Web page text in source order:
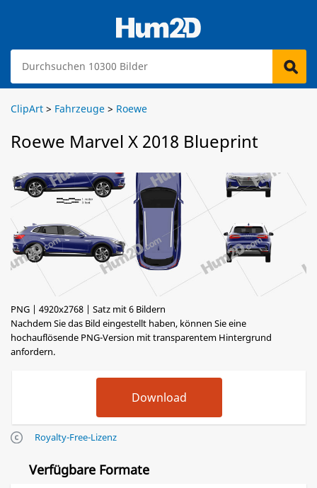
ClipArt > Fahrzeuge > Roewe
Roewe Marvel X 2018 Blueprint
PNG | 4920x2768 | Satz mit 6 Bildern
Nachdem Sie das Bild eingestellt haben, können Sie eine
hochauflösende PNG-Version mit transparentem Hintergrund
anfordern.
Royalty-Free-Lizenz
Verfügbare Formate